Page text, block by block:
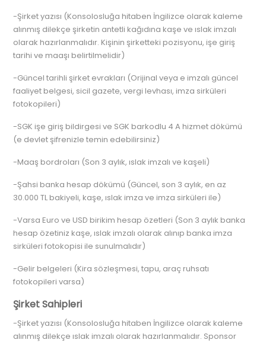
-Şirket yazısı (Konsolosluğa hitaben İngilizce olarak kaleme
alınmış dilekçe şirketin antetli kağıdına kaşe ve ıslak imzalı
olarak hazırlanmalıdır. Kişinin şirketteki pozisyonu, işe giriş
tarihi ve maaşı belirtilmelidir)
-Güncel tarihli şirket evrakları (Orijinal veya e imzalı güncel
faaliyet belgesi, sicil gazete, vergi levhası, imza sirküleri
fotokopileri)
-SGK işe giriş bildirgesi ve SGK barkodlu 4 A hizmet dökümü
(e devlet şifrenizle temin edebilirsiniz)
-Maaş bordroları (Son 3 aylık, ıslak imzalı ve kaşeli)
-Şahsi banka hesap dökümü (Güncel, son 3 aylık, en az
30.000 TL bakiyeli, kaşe, ıslak imza ve imza sirküleri ile)
-Varsa Euro ve USD birikim hesap özetleri (Son 3 aylık banka
hesap özetiniz kaşe, ıslak imzalı olarak alınıp banka imza
sirküleri fotokopisi ile sunulmalıdır)
-Gelir belgeleri (Kira sözleşmesi, tapu, araç ruhsatı
fotokopileri varsa)
Şirket Sahipleri
-Şirket yazısı (Konsolosluğa hitaben İngilizce olarak kaleme
alınmış dilekçe ıslak imzalı olarak hazırlanmalıdır. Sponsor